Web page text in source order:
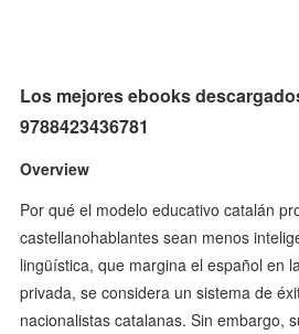
Los mejores ebooks
9788423436781
Overview
Por qué el modelo educativo catalán
castellanohablantes sean menos
lingüística, que margina el español en
privada, se considera un sistema de
nacionalistas catalanas. Sin embargo,